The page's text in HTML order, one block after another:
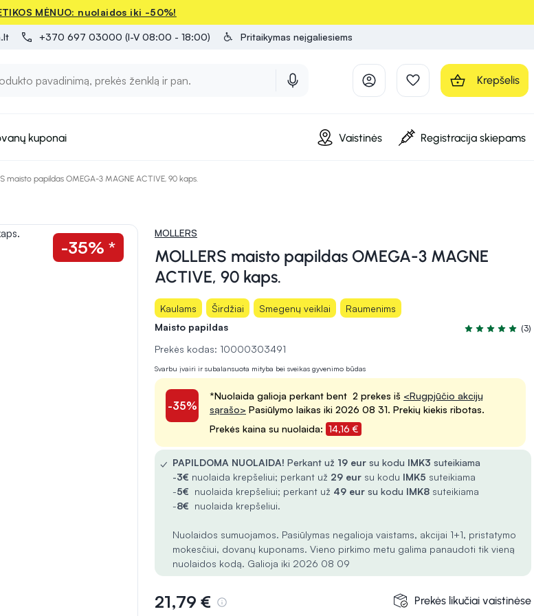
MĖNUO: nuolaidos iki -50%!
+370 697 03000 (I-V 08:00 - 18:00) Pritaikymas neįgaliesiems
Krepšelis
kuponai Vaistinės Registracija skiepams
maisto papildas OMEGA-3 MAGNE ACTIVE, 90 kaps.
-35% *
MOLLERS
MOLLERS maisto papildas OMEGA-3 MAGNE
ACTIVE, 90 kaps.
Kaulams Širdžiai Smegenų veiklai
Raumenims
Maisto papildas
Įvertinimas
(3)
Prekės kodas: 10000303491
Svarbu įvairi ir subalansuota mityba bei sveikas gyvenimo būdas
-35%
*Nuolaida galioja perkant bent 2 prekes iš <Rugpjūčio akcijų
sąrašo> Pasiūlymo laikas iki 2026 08 31. Prekių kiekis ribotas.
Prekės kaina su nuolaida: 14,16 €
✓ PAPILDOMA NUOLAIDA! Perkant už 19 eur su kodu IMK3 suteikiama
-3€ nuolaida krepšeliui; perkant už 29 eur su kodu IMK5 suteikiama
-5€ nuolaida krepšeliui; perkant už 49 eur su kodu IMK8 suteikiama
-8€ nuolaida krepšeliui.
Nuolaidos sumuojamos. Pasiūlymas negalioja vaistams, akcijai 1+1, pristatymo
mokesčiui, dovanų kuponams. Vieno pirkimo metu galima panaudoti tik vieną
nuolaidos kodą. Galioja iki 2026 08 09
21,79 € Prekės likučiai vaistinėse